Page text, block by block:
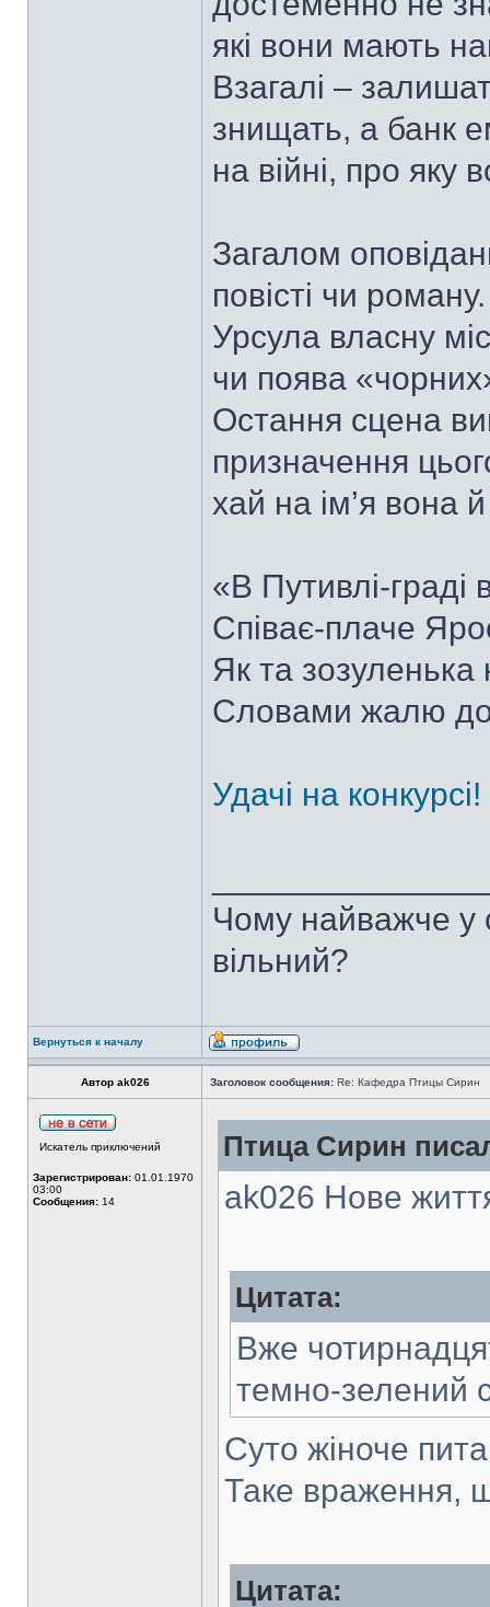
які вони мають
Взагалі –
знищать, а банк
на війні, про яку
Загалом
повісті чи
Урсула власну
чи поява
Остання сцена
призначення
хай на ім’я вона
«В Путивлі-граді
Співає-плаче
Як та зозуленька
Словами жалю
Удачі на конкурсі!
Чому найважче у
вільний?
Вернуться к началу
Автор ak026 Заголовок сообщения: Re: Кафедра Птицы Сирин
Искатель приключений
Зарегистрирован: 01.01.1970
03:00
Сообщения: 14
Птица Сирин
ak026 Нове
Цитата:
Вже
темно-зелений
Суто жіноче
Таке враження,
Цитата: